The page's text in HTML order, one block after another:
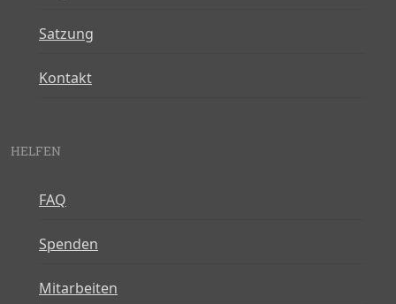
Satzung
Kontakt
HELFEN
FAQ
Spenden
Mitarbeiten